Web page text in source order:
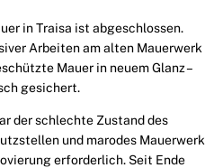
in Traisa ist abgeschlossen.
Arbeiten am alten Mauerwerk
Mauer in neuem Glanz –
gesichert.
der schlechte Zustand des
und marodes Mauerwerk
erforderlich. Seit Ende